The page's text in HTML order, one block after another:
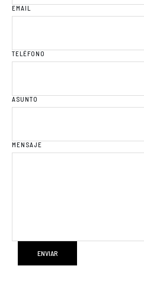
EMAIL
TELÉFONO
ASUNTO
MENSAJE